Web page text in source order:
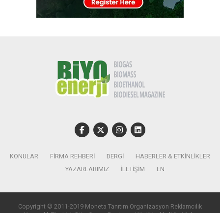
KONULAR FIRMA REHBERI DERGI
HABERLER & ETKINLIKLER
YAZARLARIMIZ
İLETIŞIM EN
Copyright © 2011-2019 Moneta Tanıtım Organizasyon Reklamcılık